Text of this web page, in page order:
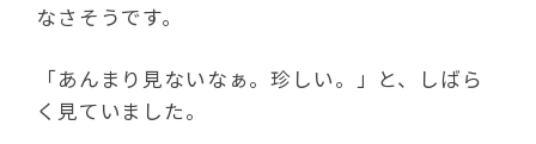
なさそうです。
「あんまり見ないなぁ。珍しい。」と、しばら
く見ていました。